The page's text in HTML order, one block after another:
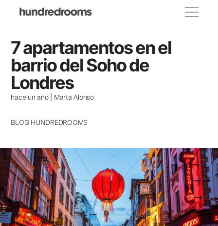
Categorías
propietarios
Lugares para visitar
Eventos y festivos
Casas de famosos
Alojamientos recomendados
Casas con encanto
Consejos para viajar
7 apartamentos en el
barrio del Soho de
Londres
hace un año | Marta Alonso
BLOG HUNDREDROOMS